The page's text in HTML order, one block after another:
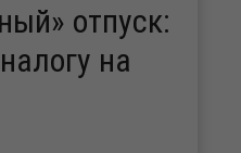
отпуск:
на